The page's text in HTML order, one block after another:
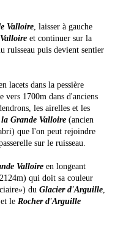
Valloire, laisser à gauche
et continuer sur la
ruisseau puis devient sentier
lacets dans la pessière
vers 1700m dans d'anciens
les airelles et les
la Grande Valloire (ancien
que l'on peut rejoindre
sur le ruisseau.
Valloire en longeant
qui doit sa couleur
du Glacier d'Arguille,
le Rocher d'Arguille